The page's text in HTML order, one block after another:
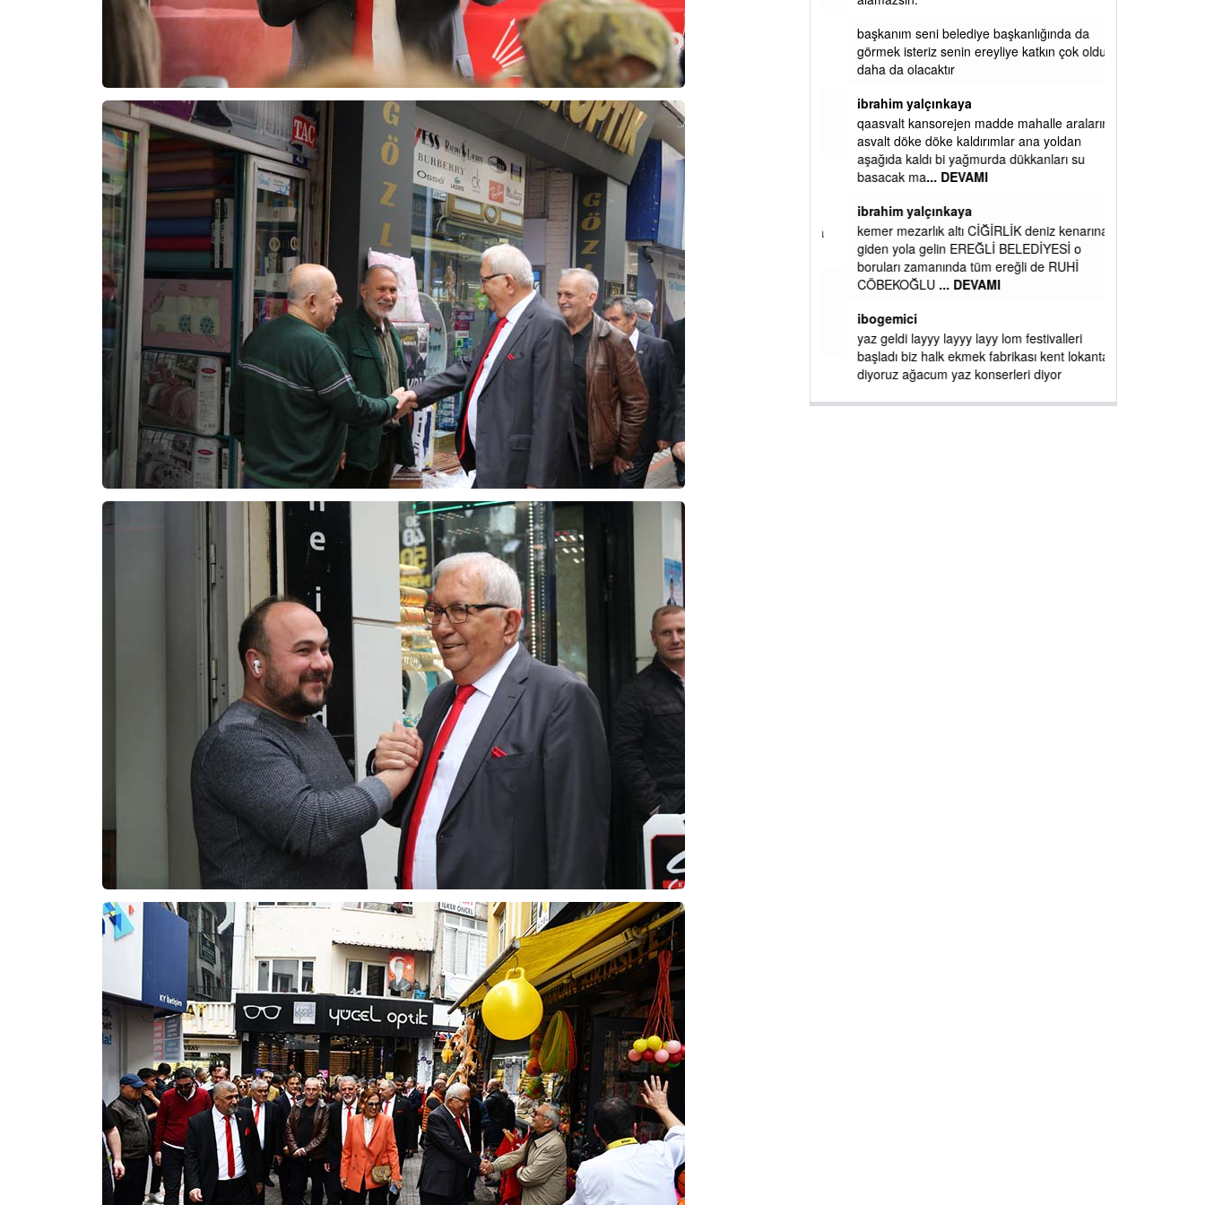
ibrahim yalçınkaya
POSBIYIK nerelerde ya kaç aydır vekaletle
belediye yönetilirmi hayretdebişey
Kadir inanc
Ekmek yediğiniz yere veda edersiniz gurur
tablosu yaparsınız değişik bu kişilikler ya
Muhammed
Valla tren kactj gitti.Uysali devirmwk icin
elinizden ne geliyosa Chp ile kendi partiniz
aleyhine calistiniz.Becerdinizde Adami alasa
ettiniz.Sonuc
... DEVAMI
Ali
1950 türkiye
ihracati,tütün,kuruüzüm,findik,pamuk krom
mdeni,kafa basi senede 14 dolar
başkanım seni belediye başkanlığında da
görmek isteriz senin ereyliye katkın çok oldu
daha da olacaktır
ibrahim yalçınkaya
qaasvalt kansorejen madde mahalle aralarında
asvalt döke döke kaldırımlar ana yoldan
aşağıda kaldı bi yağmurda dükkanları su
basacak ma... DEVAMI
ibrahim yalçınkaya
kemer mezarlık altı CİĞİRLİK deniz kenarına
giden yola gelin EREĞLİ BELEDİYESİ o
boruları zamanında tüm ereğli de RUHİ
CÖBEKOĞLU... DEVAMI
ibogemici
yaz geldi layyy layyy layy lom festivalleri
başladı biz halk ekmek fabrikası kent lokantası
diyoruz ağacum yaz konserleri diyor